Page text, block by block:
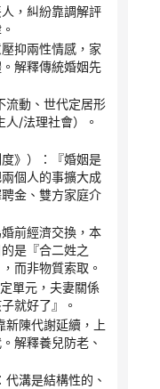
解釋傳統婚姻先
/法理社會）。
個人的事擴大成
金、雙方家庭介
是『合二姓之
而非物質索取。
就好了』。
解釋養兒防老、